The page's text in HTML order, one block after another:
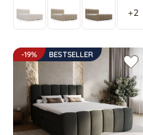
+2
-19% BESTSELLER